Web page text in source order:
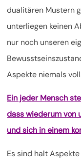
dualitären Mustern
unterliegen keinen
nur noch unseren
Aspekte niemals
Ein jeder Mensch
dass wiederum von
und sich in einem
Es sind halt